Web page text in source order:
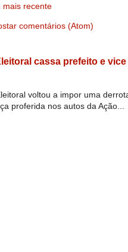
mais recente
comentários (Atom)
cassa prefeito e
voltou a impor uma
proferida nos autos da Ação...